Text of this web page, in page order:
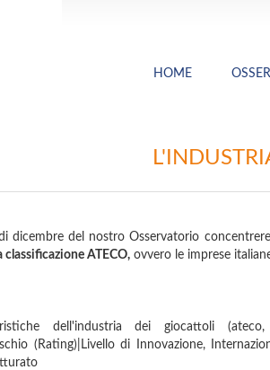
HOME
dicembre del nostro Osservatorio
classificazione ATECO, ovvero le imprese
dell'industria dei giocattoli
(Rating)|Livello di Innovazione,